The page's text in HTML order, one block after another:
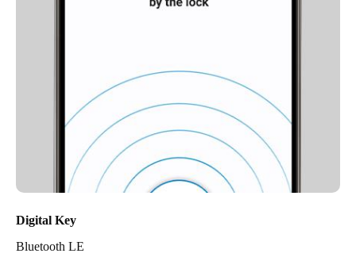
Digital Key
Bluetooth LE